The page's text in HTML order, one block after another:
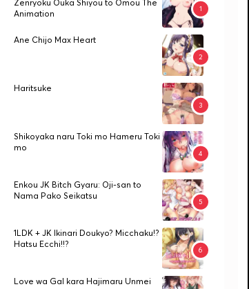
Zenryoku Ouka Shiyou to Omou The
Animation
Ane Chijo Max Heart
Haritsuke
Shikoyaka naru Toki mo Hameru Toki
mo
Enkou JK Bitch Gyaru: Oji-san to
Nama Pako Seikatsu
1LDK + JK Ikinari Doukyo? Micchaku!?
Hatsu Ecchi!!?
Love wa Gal kara Hajimaru Unmei